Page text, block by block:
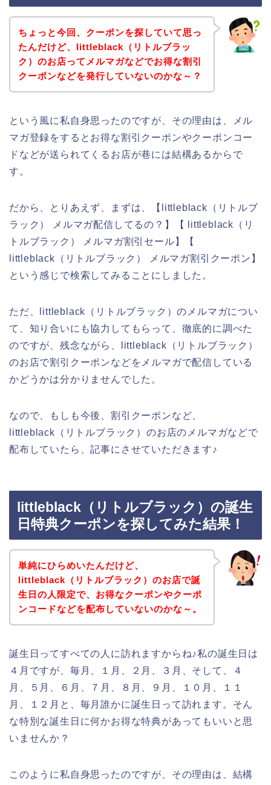
ちょっと今回、クーポンを探していて思っ
たんだけど、littleblack（リトルブラッ
ク）のお店ってメルマガなどでお得な割引
クーポンなどを発行していないのかな～？
という風に私自身思ったのですが、その理由は、メル
マガ登録をするとお得な割引クーポンやクーポンコー
ドなどが送られてくるお店が巷には結構あるからで
す。
だから、とりあえず、まずは、【littleblack（リトルブ
ラック） メルマガ配信してるの？】【 littleblack（リ
トルブラック） メルマガ割引セール】【
littleblack（リトルブラック） メルマガ割引クーポン】
という感じで検索してみることにしました。
ただ、littleblack（リトルブラック）のメルマガについ
て、知り合いにも協力してもらって、徹底的に調べた
のですが、残念ながら、littleblack（リトルブラック）
のお店で割引クーポンなどをメルマガで配信している
かどうかは分かりませんでした。
なので、もしも今後、割引クーポンなど、
littleblack（リトルブラック）のお店のメルマガなどで
配布していたら、記事にさせていただきます♪
littleblack（リトルブラック）の誕生
日特典クーポンを探してみた結果！
単純にひらめいたんだけど、
littleblack（リトルブラック）のお店で誕
生日の人限定で、お得なクーポンやクーポ
ンコードなどを配布していないのかな～。
誕生日ってすべての人に訪れますからね♪私の誕生日は
４月ですが、毎月、１月、２月、３月、そして、４
月、５月、６月、７月、８月、９月、１０月、１１
月、１２月と、毎月誰かに誕生日って訪れます。そん
な特別な誕生日に何かお得な特典があってもいいと思
いませんか？
このように私自身思ったのですが、その理由は、結構